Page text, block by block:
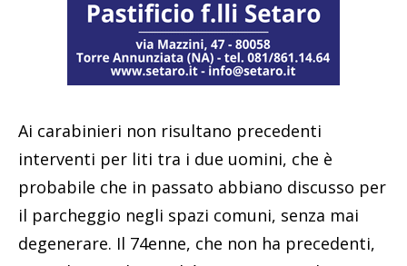
Ai carabinieri non risultano precedenti
interventi per liti tra i due uomini, che è
probabile che in passato abbiano discusso per
il parcheggio negli spazi comuni, senza mai
degenerare. Il 74enne, che non ha precedenti,